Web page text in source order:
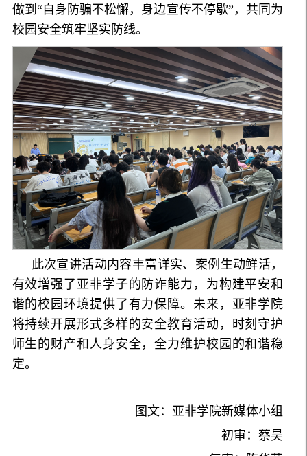
做到“自身防骗不松懈，身边宣传不停歇”，共同为
校园安全筑牢坚实防线。
此次宣讲活动内容丰富详实、案例生动鲜活，
有效增强了亚非学子的防诈能力，为构建平安和
谐的校园环境提供了有力保障。未来，亚非学院
将持续开展形式多样的安全教育活动，时刻守护
师生的财产和人身安全，全力维护校园的和谐稳
定。
图文：亚非学院新媒体小组
初审：蔡昊